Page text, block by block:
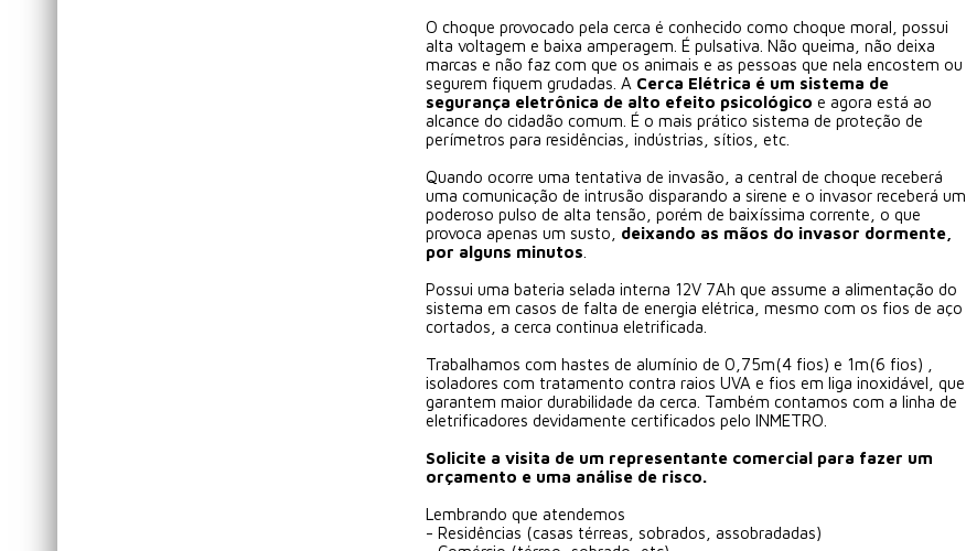
O choque provocado pela cerca é conhecido como choque moral, possui
alta voltagem e baixa amperagem. É pulsativa. Não queima, não deixa
marcas e não faz com que os animais e as pessoas que nela encostem ou
segurem fiquem grudadas. A Cerca Elétrica é um sistema de
segurança eletrônica de alto efeito psicológico e agora está ao
alcance do cidadão comum. É o mais prático sistema de proteção de
perímetros para residências, indústrias, sítios, etc.
Quando ocorre uma tentativa de invasão, a central de choque receberá
uma comunicação de intrusão disparando a sirene e o invasor receberá um
poderoso pulso de alta tensão, porém de baixíssima corrente, o que
provoca apenas um susto, deixando as mãos do invasor dormente,
por alguns minutos
Possui uma bateria selada interna 12V 7Ah que assume a alimentação do
sistema em casos de falta de energia elétrica, mesmo com os fios de aço
cortados, a cerca continua eletrificada.
Trabalhamos com hastes de alumínio de 0,75m(4 fios) e 1m(6 fios) ,
isoladores com tratamento contra raios UVA e fios em liga inoxidável, que
garantem maior durabilidade da cerca. Também contamos com a linha de
eletrificadores devidamente certificados pelo INMETRO.
Solicite a visita de um representante comercial para fazer um
orçamento e uma análise de risco.
Lembrando que atendemos
- Residências (casas térreas, sobrados, assobradadas)